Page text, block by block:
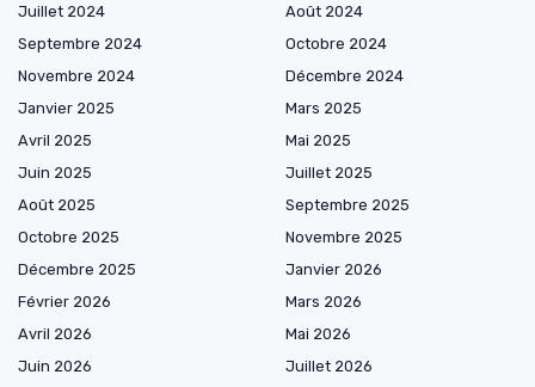
Juillet 2024
Août 2024
Septembre 2024
Octobre 2024
Novembre 2024
Décembre 2024
Janvier 2025
Mars 2025
Avril 2025
Mai 2025
Juin 2025
Juillet 2025
Août 2025
Septembre 2025
Octobre 2025
Novembre 2025
Décembre 2025
Janvier 2026
Février 2026
Mars 2026
Avril 2026
Mai 2026
Juin 2026
Juillet 2026